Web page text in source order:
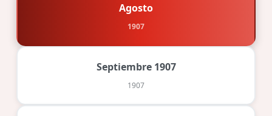
Agosto
1907
Septiembre 1907
1907